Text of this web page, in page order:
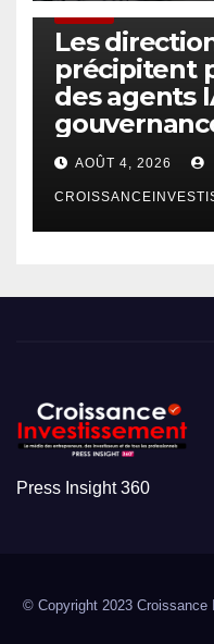
Les
précipitent
des agents
AOÛT 4, 2026
Press Insight 360
© Copyright 2023